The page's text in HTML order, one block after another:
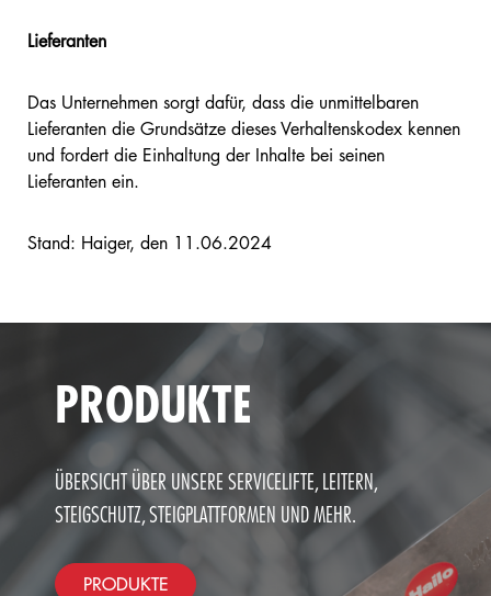
Lieferanten
Das Unternehmen sorgt dafür, dass die unmittelbaren
Lieferanten die Grundsätze dieses Verhaltenskodex kennen
und fordert die Einhaltung der Inhalte bei seinen
Lieferanten ein.
Stand: Haiger, den 11.06.2024
PRODUKTE
ÜBERSICHT ÜBER UNSERE SERVICELIFTE, LEITERN,
STEIGSCHUTZ, STEIGPLATTFORMEN UND MEHR.
PRODUKTE